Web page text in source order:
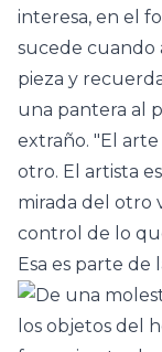
interesa, en el
sucede cuando
pieza y
una pantera al
extraño. "El
otro. El artista
mirada del otro
control de lo
Esa es parte de